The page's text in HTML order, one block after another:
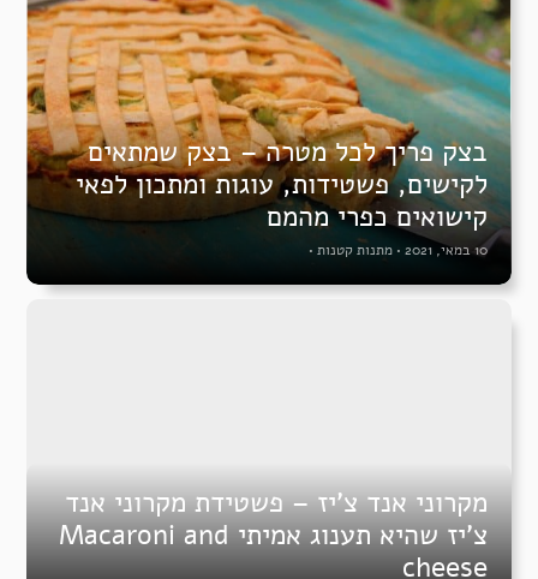
בצק פריך לכל מטרה – בצק שמתאים
לקישים, פשטידות, עוגות ומתכון לפאי
קישואים כפרי מהמם
10 במאי, 2021 • מתנות קטנות •
מקרוני אנד צ’יז – פשטידת מקרוני אנד
צ’יז שהיא תענוג אמיתי Macaroni and
cheese